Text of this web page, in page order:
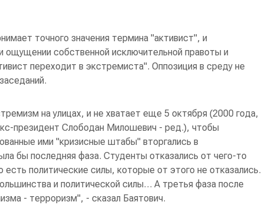
точного значения термина "активист", и
ощущении собственной исключительной правоты и
переходит в экстремиста". Оппозиция в среду не
на улицах, и не хватает еще 5 октября (2000 года,
президент Слободан Милошевич - ред.), чтобы
ими "кризисные штабы" вторгались в
бы последняя фаза. Студенты отказались от чего-то
есть политические силы, которые от этого не отказались.
и политической силы… А третья фаза после
- терроризм", - сказал Баятович.